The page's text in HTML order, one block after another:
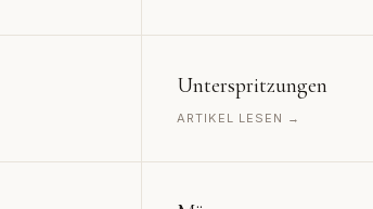
Unterspritzungen
ARTIKEL LESEN →